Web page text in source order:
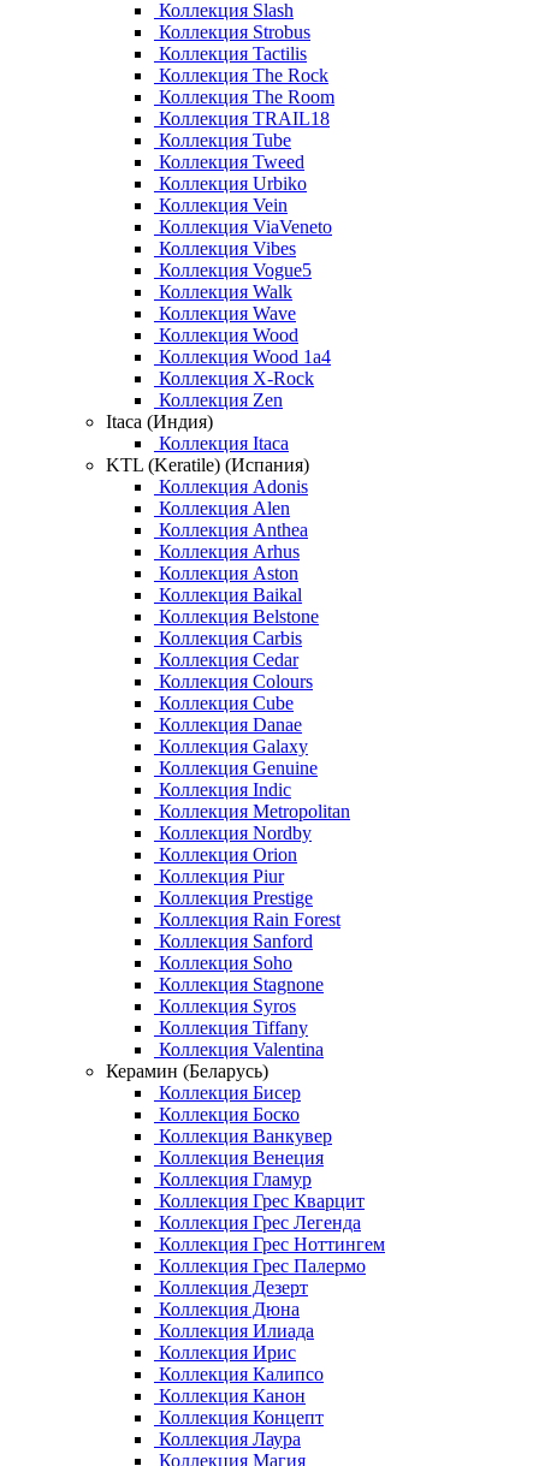
Коллекция Slash
Коллекция Strobus
Коллекция Tactilis
Коллекция The Rock
Коллекция The Room
Коллекция TRAIL18
Коллекция Tube
Коллекция Tweed
Коллекция Urbiko
Коллекция Vein
Коллекция ViaVeneto
Коллекция Vibes
Коллекция Vogue5
Коллекция Walk
Коллекция Wave
Коллекция Wood
Коллекция Wood 1a4
Коллекция X-Rock
Коллекция Zen
Itaca (Индия)
Коллекция Itaca
KTL (Keratile) (Испания)
Коллекция Adonis
Коллекция Alen
Коллекция Anthea
Коллекция Arhus
Коллекция Aston
Коллекция Baikal
Коллекция Belstone
Коллекция Carbis
Коллекция Cedar
Коллекция Colours
Коллекция Cube
Коллекция Danae
Коллекция Galaxy
Коллекция Genuine
Коллекция Indic
Коллекция Metropolitan
Коллекция Nordby
Коллекция Orion
Коллекция Piur
Коллекция Prestige
Коллекция Rain Forest
Коллекция Sanford
Коллекция Soho
Коллекция Stagnone
Коллекция Syros
Коллекция Tiffany
Коллекция Valentina
Керамин (Беларусь)
Коллекция Бисер
Коллекция Боско
Коллекция Ванкувер
Коллекция Венеция
Коллекция Гламур
Коллекция Грес Кварцит
Коллекция Грес Легенда
Коллекция Грес Ноттингем
Коллекция Грес Палермо
Коллекция Дезерт
Коллекция Дюна
Коллекция Илиада
Коллекция Ирис
Коллекция Калипсо
Коллекция Канон
Коллекция Концепт
Коллекция Лаура
Коллекция Магия